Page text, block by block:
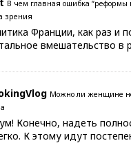
В чем главная ошибка “реформы
зрения
Франции, как раз и
вмешательство в
Можно ли женщине
Конечно, надеть
К этому идут